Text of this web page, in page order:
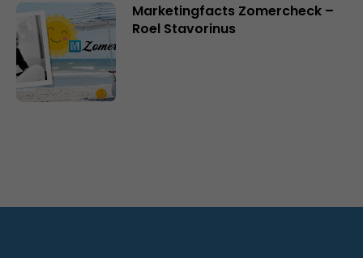
Marketingfacts Zomercheck –
Roel Stavorinus